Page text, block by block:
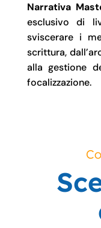
Narrativa
esclusivo di
sviscerare i
scrittura,
alla gestione
focalizzazione.